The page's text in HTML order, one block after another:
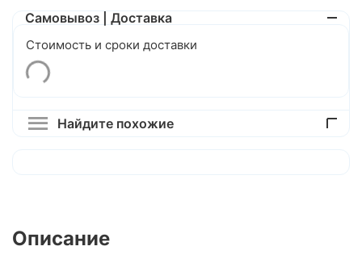
Самовывоз | Доставка
Стоимость и сроки доставки
Найдите похожие
Описание